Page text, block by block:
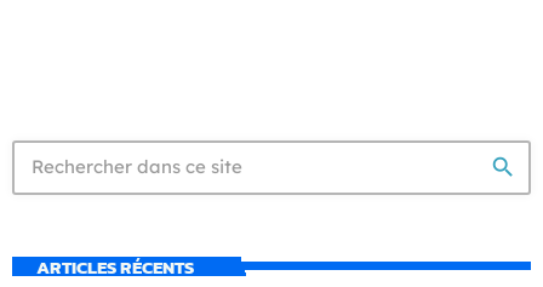
search
ARTICLES RÉCENTS